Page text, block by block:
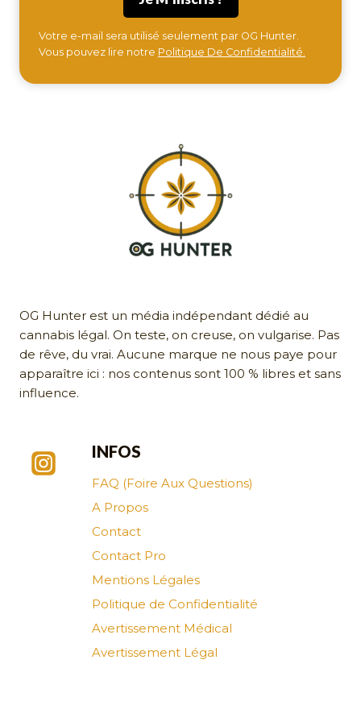
Votre e-mail sera utilisé seulement par OG Hunter.
Vous pouvez lire notre Politique De Confidentialité.
OG Hunter est un média indépendant dédié au
cannabis légal. On teste, on creuse, on vulgarise. Pas
de rêve, du vrai. Aucune marque ne nous paye pour
apparaître ici : nos contenus sont 100 % libres et sans
influence.
INFOS
FAQ (Foire Aux Questions)
A Propos
Contact
Contact Pro
Mentions Légales
Politique de Confidentialité
Avertissement Médical
Avertissement Légal